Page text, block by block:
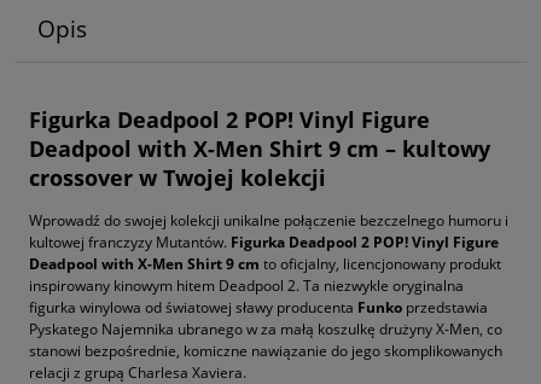
Opis
Figurka Deadpool 2 POP! Vinyl Figure
Deadpool with X-Men Shirt 9 cm – kultowy
crossover w Twojej kolekcji
Wprowadź do swojej kolekcji unikalne połączenie bezczelnego humoru i
kultowej franczyzy Mutantów. Figurka Deadpool 2 POP! Vinyl Figure
Deadpool with X-Men Shirt 9 cm to oficjalny, licencjonowany produkt
inspirowany kinowym hitem Deadpool 2. Ta niezwykle oryginalna
figurka winylowa od światowej sławy producenta Funko przedstawia
Pyskatego Najemnika ubranego w za małą koszulkę drużyny X-Men, co
stanowi bezpośrednie, komiczne nawiązanie do jego skomplikowanych
relacji z grupą Charlesa Xaviera.